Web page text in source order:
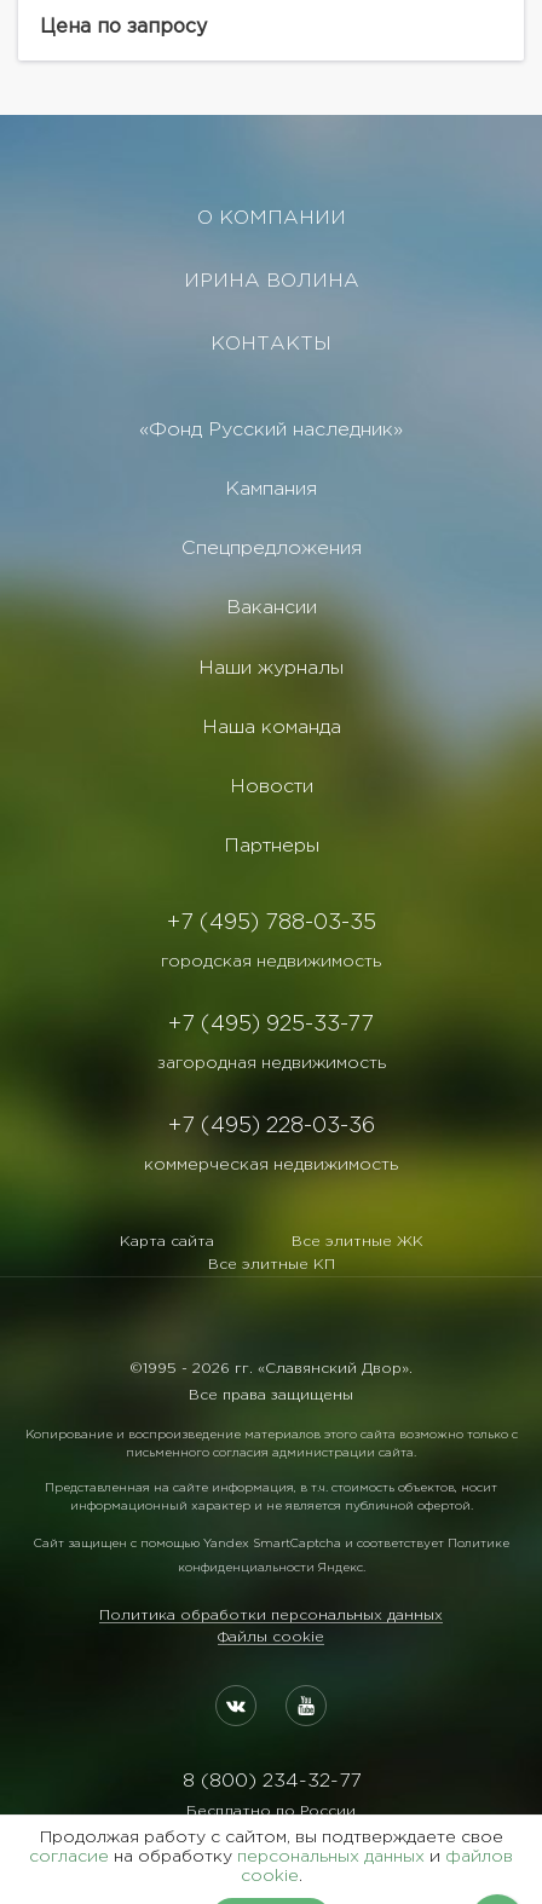
смотря на близость к кластеру «Москва-Сити», «Дом
Цена по запросу
О КОМПАНИИ
ИРИНА ВОЛИНА
КОНТАКТЫ
«Фонд Русский наследник»
Кампания
Спецпредложения
Вакансии
Наши журналы
Наша команда
Новости
Партнеры
+7 (495) 788-03-35
городская недвижимость
+7 (495) 925-33-77
загородная недвижимость
+7 (495) 228-03-36
коммерческая недвижимость
Карта сайта
Все элитные ЖК
Все элитные КП
©1995 - 2026 гг. «Славянский Двор».
Все права защищены
Копирование и воспроизведение материалов этого сайта возможно только с
письменного согласия администрации сайта.
Представленная на сайте информация, в т.ч. стоимость объектов, носит
информационный характер и не является публичной офертой.
Сайт защищен с помощью Yandex SmartCaptcha и соответствует Политике
конфиденциальности Яндекс.
Политика обработки персональных данных
Файлы cookie
8 (800) 234-32-77
Бесплатно по России
Реквизиты:
ООО Агентство "Славянский Двор"
Продолжая работу с сайтом, вы подтверждаете свое
согласие на обработку персональных данных и файлов
cookie.